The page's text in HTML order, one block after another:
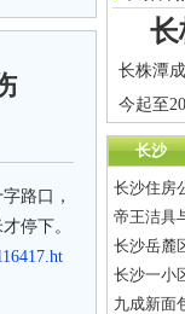
路口，
停下。
长
长沙
长沙住房
帝王洁具
长沙岳麓
长沙一小
九成新面